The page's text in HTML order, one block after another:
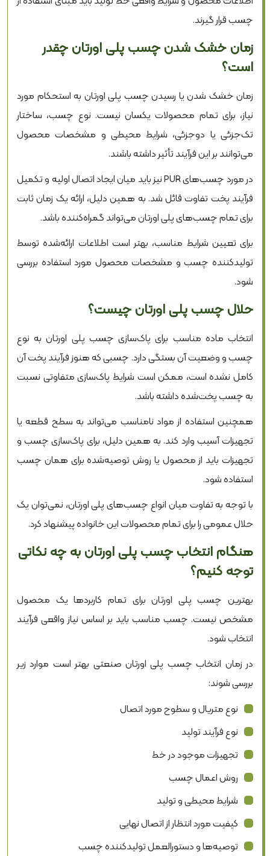
چسب قرار گیرند.
زمان خشک شدن چسب پلی اورتان چقدر
است؟
زمان خشک شدن یا رسیدن چسب پلی اورتان به استحکام مورد
نیاز، برای تمام محصولات یکسان نیست. نوع چسب، ساختار
تک‌جزئی یا دوجزئی، شرایط محیطی و مشخصات محصول
می‌توانند بر این فرآیند تأثیر داشته باشند.
در مورد چسب‌های PUR نیز باید میان ایجاد اتصال اولیه و تکمیل
فرآیند پخت تفاوت قائل شد. به همین دلیل، ارائه یک زمان ثابت
برای تمام چسب‌های پلی اورتان می‌تواند گمراه‌کننده باشد.
برای تعیین شرایط مناسب، بهتر است اطلاعات ارائه‌شده توسط
تولیدکننده چسب و مشخصات محصول مورد استفاده بررسی
شود.
حلال چسب پلی اورتان چیست؟
انتخاب ماده مناسب برای پاک‌سازی چسب پلی اورتان به نوع
چسب و وضعیت آن بستگی دارد. چسبی که هنوز فرآیند پخت آن
کامل نشده است، ممکن است شرایط پاک‌سازی متفاوتی نسبت
به چسب پخت‌شده داشته باشد.
همچنین استفاده از مواد نامناسب می‌تواند به سطح قطعه یا
تجهیزات آسیب وارد کند. به همین دلیل، برای پاک‌سازی چسب و
تجهیزات باید از محصول یا روش توصیه‌شده برای همان چسب
استفاده شود.
با توجه به تفاوت میان انواع چسب‌های پلی اورتان، نمی‌توان یک
حلال عمومی را برای تمام محصولات این خانواده پیشنهاد کرد.
هنگام انتخاب چسب پلی اورتان به چه نکاتی
توجه کنیم؟
بهترین چسب پلی اورتان برای تمام کاربردها یک محصول
مشخص نیست. چسب مناسب باید بر اساس نیاز واقعی فرآیند
انتخاب شود.
در زمان انتخاب چسب پلی اورتان صنعتی بهتر است موارد زیر
بررسی شوند:
نوع متریال و سطوح مورد اتصال
نوع فرآیند تولید
تجهیزات موجود در خط
روش اعمال چسب
شرایط محیطی و تولید
کیفیت مورد انتظار از اتصال نهایی
توصیه‌ها و دستورالعمل تولیدکننده چسب